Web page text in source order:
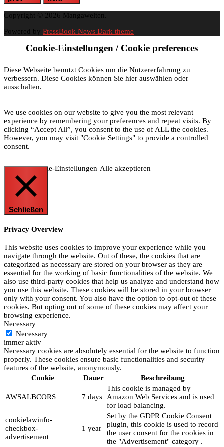
Copyright © 2026 Mangawelten.
Powered by PressBook News Dark theme
Cookie-Einstellungen / Cookie preferences
Diese Webseite benutzt Cookies um die Nutzererfahrung zu
verbessern. Diese Cookies können Sie hier auswählen oder
ausschalten.
We use cookies on our website to give you the most relevant
experience by remembering your preferences and repeat visits. By
clicking “Accept All”, you consent to the use of ALL the cookies.
However, you may visit "Cookie Settings" to provide a controlled
consent.
Cookie-Einstellungen Alle akzeptieren
Schließen
Privacy Overview
This website uses cookies to improve your experience while you
navigate through the website. Out of these, the cookies that are
categorized as necessary are stored on your browser as they are
essential for the working of basic functionalities of the website. We
also use third-party cookies that help us analyze and understand how
you use this website. These cookies will be stored in your browser
only with your consent. You also have the option to opt-out of these
cookies. But opting out of some of these cookies may affect your
browsing experience.
Necessary
Necessary
immer aktiv
Necessary cookies are absolutely essential for the website to function
properly. These cookies ensure basic functionalities and security
features of the website, anonymously.
Cookie
Dauer Beschreibung
AWSALBCORS 7 days
This cookie is managed by
Amazon Web Services and is used
for load balancing.
cookielawinfo-
checkbox-
advertisement
1 year
Set by the GDPR Cookie Consent
plugin, this cookie is used to record
the user consent for the cookies in
the "Advertisement" category .